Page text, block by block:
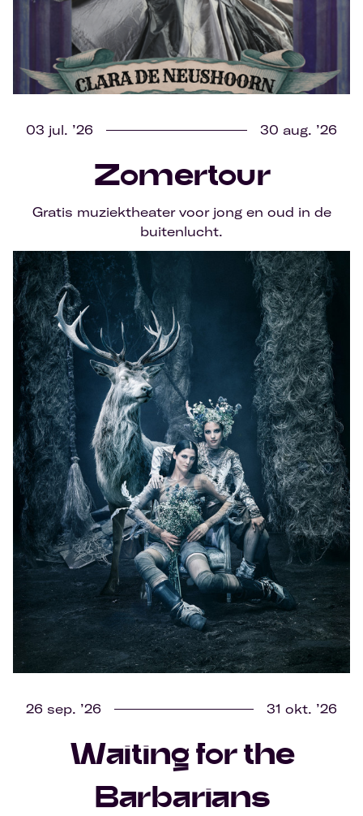
03 jul. ’26 30 aug. ’26
Zomertour
Gratis muziektheater voor jong en oud in de
buitenlucht.
26 sep. ’26 31 okt. ’26
Waiting for the
Barbarians